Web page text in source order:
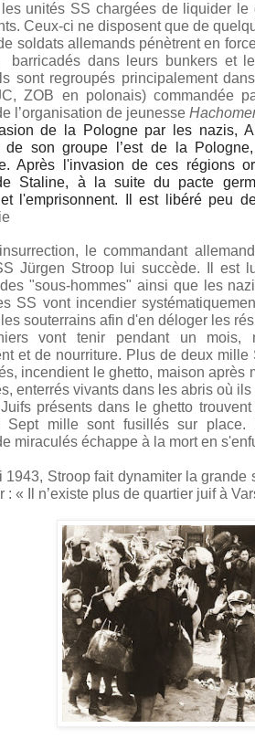
unités SS chargées de liquider le
Ceux-ci ne disposent que de
soldats allemands pénètrent en
barricadés dans leurs bunkers et
sont regroupés principalement
ZOB en polonais) commandée
l’organisation de jeunesse
de la Pologne par les nazis,
de son groupe l’est de la
Après l'invasion de ces régions
Staline, à la suite du pacte
et l'emprisonnent. Il est libéré peu
le commandant
Jürgen Stroop lui succède. Il est
"sous-hommes" ainsi que les
SS vont incendier
souterrains afin d'en déloger les
vont tenir pendant un mois,
et de nourriture. Plus de deux mille
incendient le ghetto, maison après
enterrés vivants dans les abris où ils
présents dans le ghetto
Sept mille sont fusillés sur place.
miraculés échappe à la mort en
1943, Stroop fait dynamiter la
: « Il n’existe plus de quartier juif à